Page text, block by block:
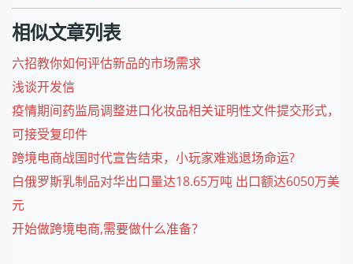
相似文章列表
六招教你如何评估新品的市场需求
浅谈开发信
疫情期间药监局调整进口化妆品相关证明性文件提交形式，
可接受复印件
跨境电商战国时代宣告结束，小玩家难逃退场命运?
白俄罗斯乳制品对华出口量达18.65万吨 出口额达6050万美
元
开始做跨境电商,需要做什么准备？